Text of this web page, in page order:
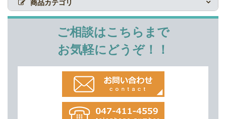
商品カテゴリ
ご相談はこちらまで
お気軽にどうぞ！！